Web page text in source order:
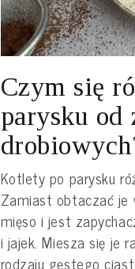
Czym się
parysku od
Kotlety po parysku
Zamiast obtaczać je
mięso i jest
i jajek. Miesza się je
rodzaju gęstego